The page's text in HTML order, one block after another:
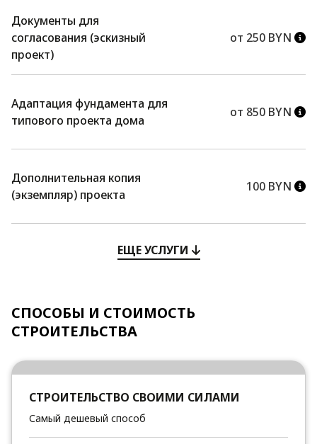
Документы для
согласования (эскизный
проект)
от 250 BYN
Адаптация фундамента для
типового проекта дома
от 850 BYN
Дополнительная копия
(экземпляр) проекта
100 BYN
ЕЩЕ УСЛУГИ
СПОСОБЫ И СТОИМОСТЬ
СТРОИТЕЛЬСТВА
СТРОИТЕЛЬСТВО СВОИМИ СИЛАМИ
Самый дешевый способ